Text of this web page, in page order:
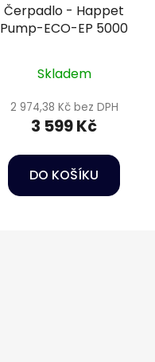
Čerpadlo - Happet
Pump-ECO-EP 5000
Skladem
2 974,38 Kč bez DPH
3 599 Kč
DO KOŠÍKU